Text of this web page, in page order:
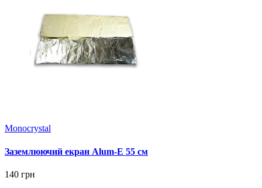
Monocrystal
Заземлюючий екран Alum-E 55 см
140 грн